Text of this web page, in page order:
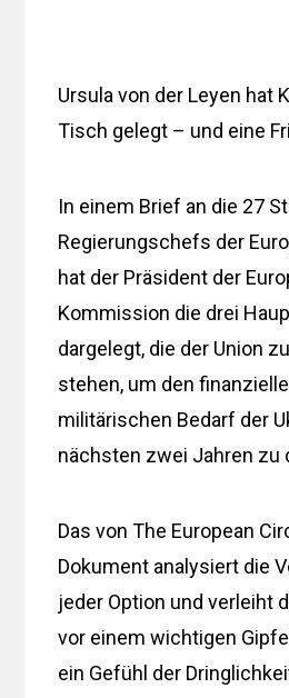
Ursula von der Leyen hat
Tisch gelegt – und eine
In einem Brief an die 27
Regierungschefs der
hat der Präsident der
Kommission die drei
dargelegt, die der Union
stehen, um den
militärischen Bedarf der
nächsten zwei Jahren zu
Das von The European
Dokument analysiert die
jeder Option und verleiht
vor einem wichtigen
ein Gefühl der